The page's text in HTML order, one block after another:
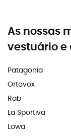
As nossas
vestuário e
Patagonia
Ortovox
Rab
La Sportiva
Lowa